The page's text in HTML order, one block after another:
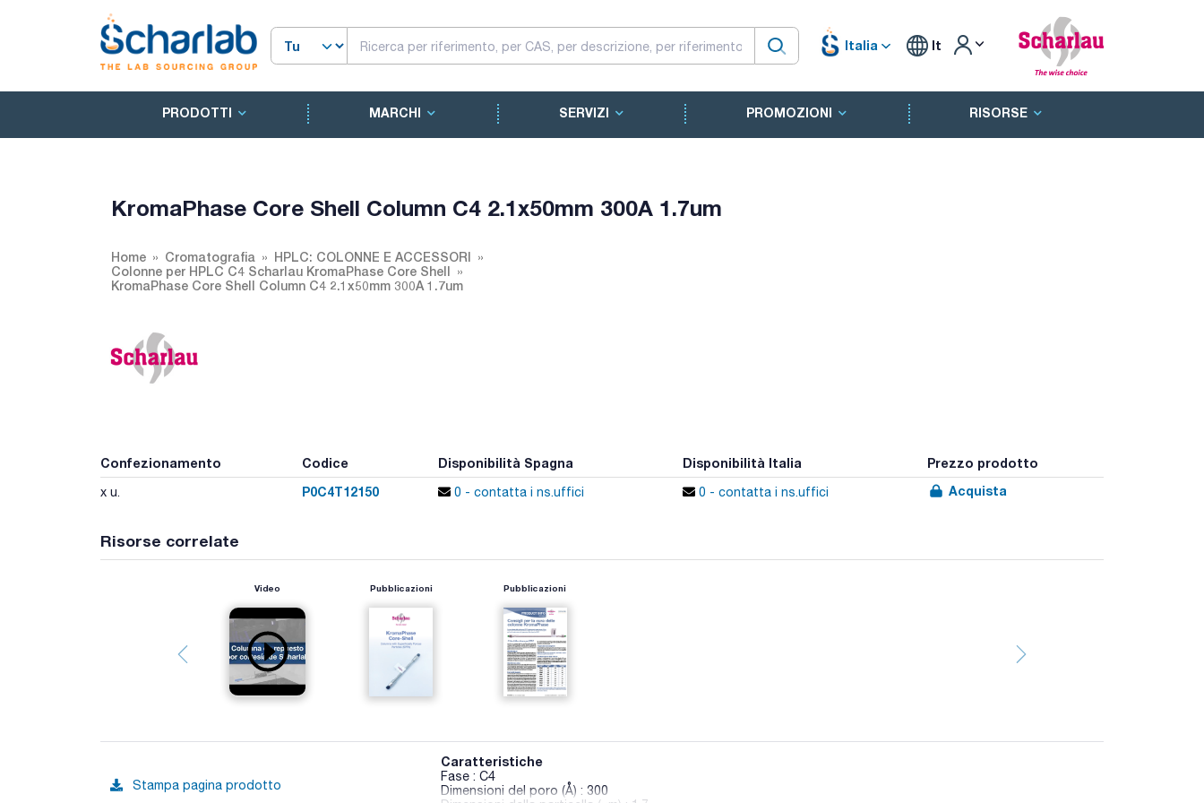
Italia It
PRODOTTI MARCHI SERVIZI PROMOZIONI RISORSE
KromaPhase Core Shell Column C4 2.1x50mm 300A 1.7um
Home Cromatografia
HPLC: COLONNE E ACCESSORI
Colonne per HPLC C4 Scharlau KromaPhase Core Shell
KromaPhase Core Shell Column C4 2.1x50mm 300A 1.7um
Confezionamento Codice Disponibilità Spagna Disponibilità Italia Prezzo prodotto
x u. P0C4T12150 0 - contatta i ns.uffici 0 - contatta i ns.uffici Acquista
Risorse correlate
Video Pubblicazioni Pubblicazioni
Stampa pagina prodotto
Caratteristiche
Fase : C4
Dimensioni del poro (Å) : 300